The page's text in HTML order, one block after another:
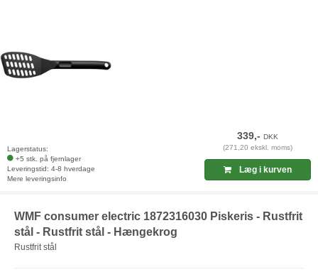
Lagerstatus:
+5 stk. på fjernlager
Leveringstid: 4-8 hverdage
Mere leveringsinfo
339,-DKK
(271,20 ekskl. moms)
Læg i kurven
WMF consumer electric 1872316030 Piskeris - Rustfrit
stål - Rustfrit stål - Hængekrog
Rustfrit stål